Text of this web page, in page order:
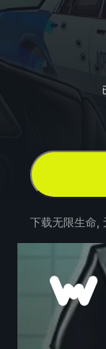
下载无限生命,